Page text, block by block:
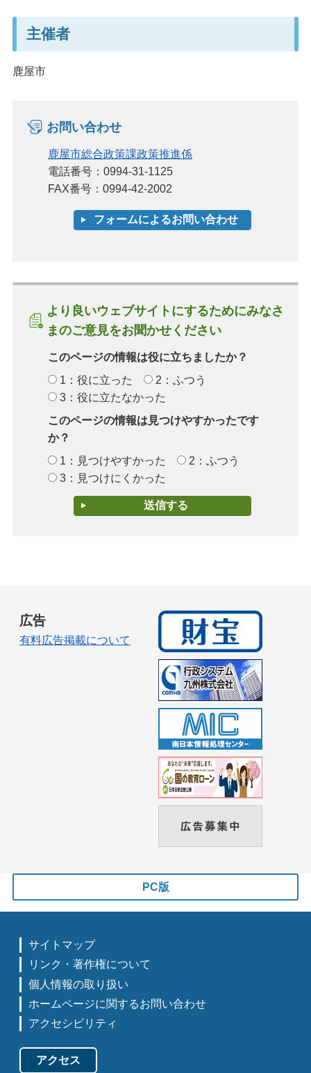
主催者
鹿屋市
お問い合わせ
鹿屋市総合政策課政策推進係
電話番号：0994-31-1125
FAX番号：0994-42-2002
より良いウェブサイトにするためにみなさ
まのご意見をお聞かせください
このページの情報は役に立ちましたか？
1：役に立った
2：ふつう
3：役に立たなかった
このページの情報は見つけやすかったです
か？
1：見つけやすかった
2：ふつう
3：見つけにくかった
広告
有料広告掲載について
PC版
サイトマップ
リンク・著作権について
個人情報の取り扱い
ホームページに関するお問い合わせ
アクセシビリティ
アクセス